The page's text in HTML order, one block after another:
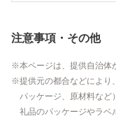
注意事項・その他
本ページは、提供自治体
提供元の都合などにより
パッケージ、原材料など
礼品のパッケージやラベ